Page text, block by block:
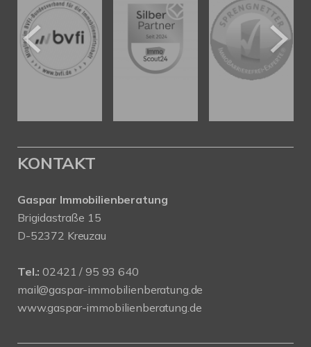
KONTAKT
Gaspar Immobilienberatung
Brigidastraße 15
D-52372 Kreuzau
Tel.: 02421 / 95 93 640
mail@gaspar-immobilienberatung.de
www.gaspar-immobilienberatung.de